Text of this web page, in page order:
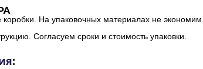
На упаковочных материалах не экономим.
Согласуем сроки и стоимость упаковки.
: